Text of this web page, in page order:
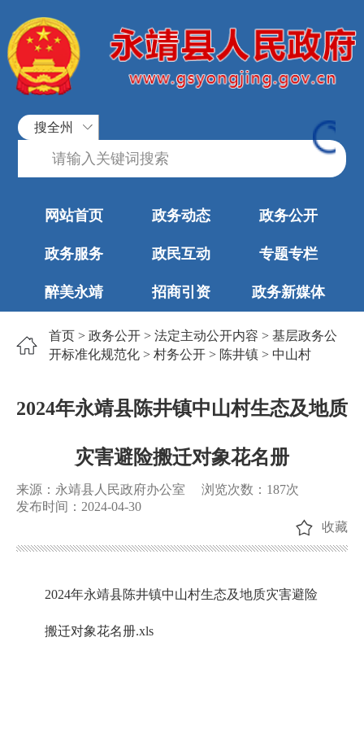
搜全州
网站首页 政务动态 政务公开
政务服务 政民互动 专题专栏
醉美永靖 招商引资 政务新媒体
首页 > 政务公开 > 法定主动公开内容 > 基层政务公
开标准化规范化 > 村务公开 > 陈井镇 > 中山村
2024年永靖县陈井镇中山村生态及地质
灾害避险搬迁对象花名册
来源：永靖县人民政府办公室 浏览次数： 187次
发布时间：2024-04-30
收藏
2024年永靖县陈井镇中山村生态及地质灾害避险
搬迁对象花名册.xls